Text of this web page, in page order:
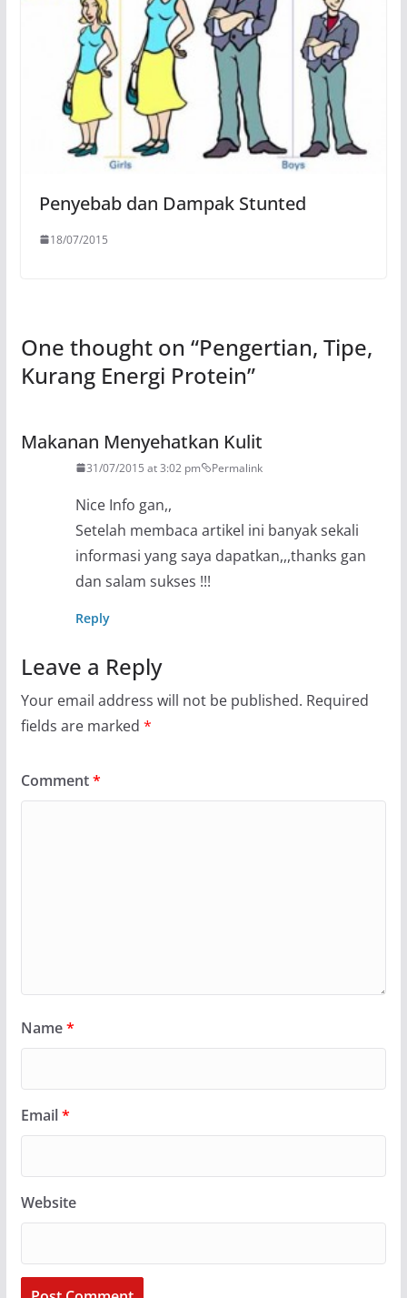
Penyebab dan Dampak Stunted
18/07/2015
One thought on “Pengertian, Tipe,
Kurang Energi Protein”
Makanan Menyehatkan Kulit
31/07/2015 at 3:02 pm Permalink
Nice Info gan,,
Setelah membaca artikel ini banyak sekali
informasi yang saya dapatkan,,,thanks gan
dan salam sukses !!!
Reply
Leave a Reply
Your email address will not be published. Required
fields are marked *
Comment*
Name*
Email*
Website